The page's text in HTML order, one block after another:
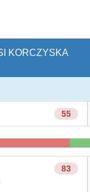
KORCZYSKA
55
83